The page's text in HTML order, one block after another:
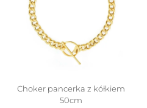
Choker pancerka z kółkiem
50cm